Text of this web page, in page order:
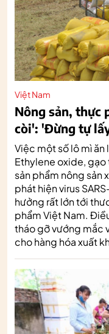
Việt Nam
Nông sản, thực
còi': 'Đừng tự
Việc một số lô mì
Ethylene oxide,
sản phẩm nông sản
phát hiện virus
hưởng rất lớn tới
phẩm Việt Nam.
tháo gỡ vướng mắc
cho hàng hóa xuất